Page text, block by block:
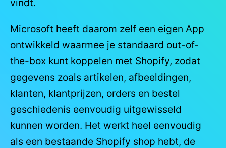
vindt.
Microsoft heeft daarom zelf een eigen App
ontwikkeld waarmee je standaard out-of-
the-box kunt koppelen met Shopify, zodat
gegevens zoals artikelen, afbeeldingen,
klanten, klantprijzen, orders en bestel
geschiedenis eenvoudig uitgewisseld
kunnen worden. Het werkt heel eenvoudig
als een bestaande Shopify shop hebt, de